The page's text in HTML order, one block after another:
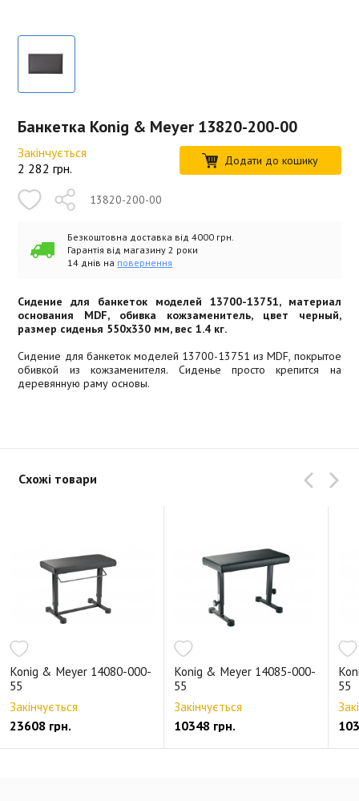
Банкетка Konig & Meyer 13820-200-00
Закінчується
2 282 грн. Додати до кошику
13820-200-00
Безкоштовна доставка від 4000 грн.
Гарантія від магазину 2 роки
14 днів на повернення
Сидение для банкеток моделей 13700-13751, материал
основания MDF, обивка кожзаменитель, цвет черный,
размер сиденья 550x330 мм, вес 1.4 кг.
Сидение для банкеток моделей 13700-13751 из MDF, покрытое
обивкой из кожзаменителя. Сиденье просто крепится на
деревянную раму основы.
Схожі товари
Konig & Meyer 14080-000-
55
Закінчується
23608 грн.
Konig & Meyer 14085-000-
55
Закінчується
10348 грн.
55